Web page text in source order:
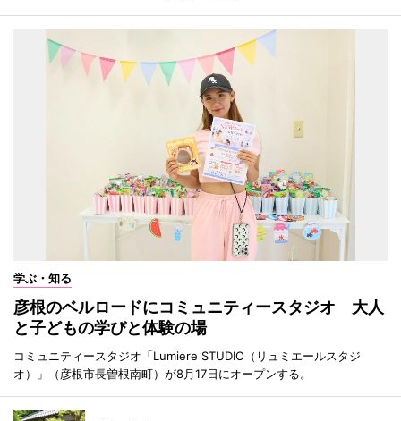
学ぶ・知る
彦根のベルロードにコミュニティースタジオ 大人
と子どもの学びと体験の場
コミュニティースタジオ「Lumiere STUDIO（リュミエールスタジ
オ）」（彦根市長曽根南町）が8月17日にオープンする。